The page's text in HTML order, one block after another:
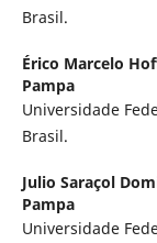
Brasil.
Érico Marcelo
Pampa
Universidade
Brasil.
Julio Saraçol
Pampa
Universidade